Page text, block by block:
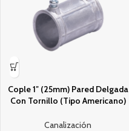
Cople 1″ (25mm) Pared Delgada
Con Tornillo (Tipo Americano)
Canalización